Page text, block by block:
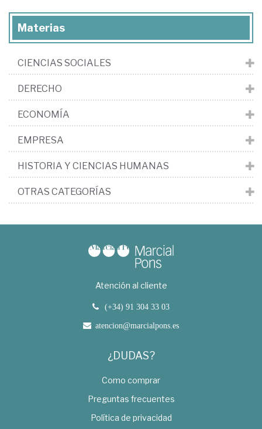
Materias
CIENCIAS SOCIALES
DERECHO
ECONOMÍA
EMPRESA
HISTORIA Y CIENCIAS HUMANAS
OTRAS CATEGORÍAS
Atención al cliente
(+34) 91 304 33 03
atencion@marcialpons.es
¿DUDAS?
Como comprar
Preguntas frecuentes
Política de privacidad